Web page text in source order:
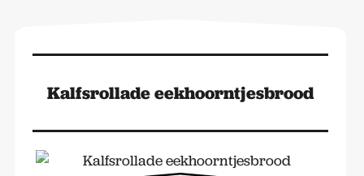
Kalfsrollade eekhoorntjesbrood